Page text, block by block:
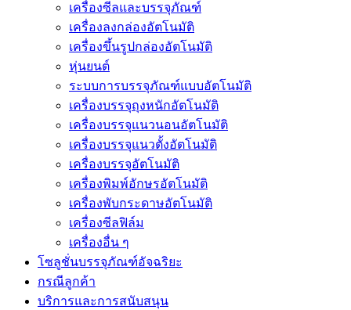
เครื่องซีลและบรรจุภัณฑ์
เครื่องลงกล่องอัตโนมัติ
เครื่องขึ้นรูปกล่องอัตโนมัติ
หุ่นยนต์
ระบบการบรรจุภัณฑ์แบบอัตโนมัติ
เครื่องบรรจุถุงหนักอัตโนมัติ
เครื่องบรรจุแนวนอนอัตโนมัติ
เครื่องบรรจุแนวตั้งอัตโนมัติ
เครื่องบรรจุอัตโนมัติ
เครื่องพิมพ์อักษรอัตโนมัติ
เครื่องพับกระดาษอัตโนมัติ
เครื่องซีลฟิล์ม
เครื่องอื่น ๆ
โซลูชั่นบรรจุภัณฑ์อัจฉริยะ
กรณีลูกค้า
บริการและการสนับสนุน